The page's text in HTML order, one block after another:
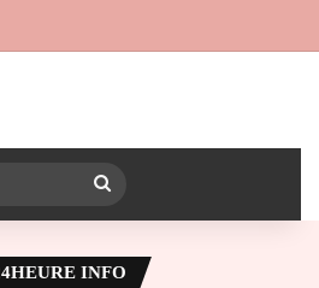
INFO